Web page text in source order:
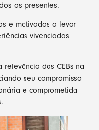
os presentes.
e motivados a levar
vivenciadas
das CEBs na
seu compromisso
e comprometida